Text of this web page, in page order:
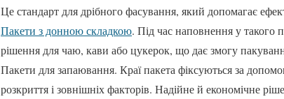
Це стандарт для дрібного фасування, який допомагає
Пакети з донною складкою. Під час наповнення у такого
рішення для чаю, кави або цукерок, що дає змогу
Пакети для запаювання. Краї пакета фіксуються за
розкриття і зовнішніх факторів. Надійне й економічне